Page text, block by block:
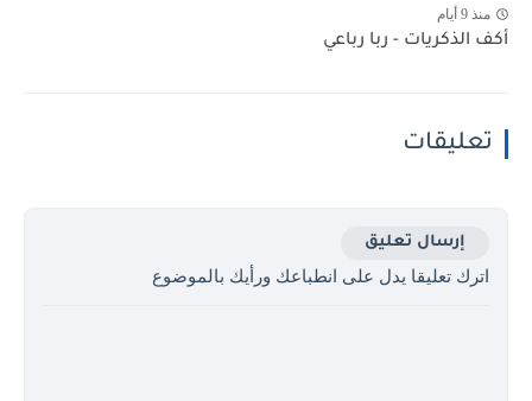
منذ 9 أيام
أكف الذكريات - ربا رباعي
تعليقات
إرسال تعليق
اترك تعليقا يدل على انطباعك ورأيك بالموضوع